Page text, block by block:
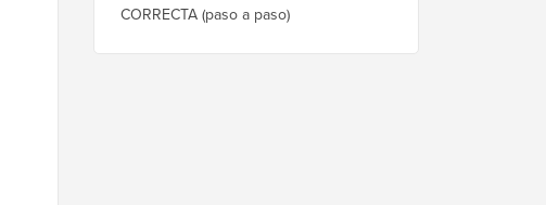
CORRECTA (paso a paso)